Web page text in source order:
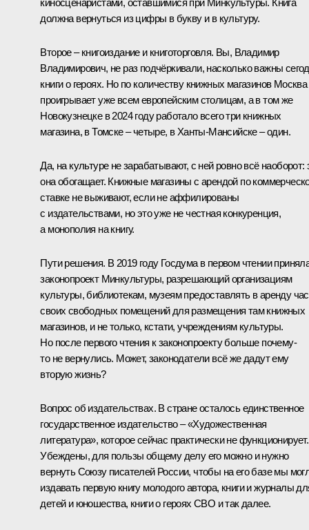
должна вернуться из цифры в букву и в культуру.
Второе – книгоиздание и книготорговля. Вы, Владимир
Владимирович, не раз подчёркивали, насколько важны
книги о героях. Но по количеству книжных магазинов Москва
проигрывает уже всем европейским столицам, а в том же
Новокузнецке в 2024 году работало всего три книжных
магазина, в Томске – четыре, в Ханты-Мансийске – один.
Да, на культуре не зарабатывают, с ней ровно всё наоборот:
она обогащает. Книжные магазины с арендой по
ставке не выживают, если не аффилированы
с издательствами, но это уже не честная конкуренция,
а монополия на книгу.
Пути решения. В 2019 году Госдума в первом чтении
законопроект Минкультуры, разрешающий организациям
культуры, библиотекам, музеям предоставлять в аренду
своих свободных помещений для размещения там книжных
магазинов, и не только, кстати, учреждениям культуры.
Но после первого чтения к законопроекту больше почему-
то не вернулись. Может, законодатели всё же дадут ему
вторую жизнь?
Вопрос об издательствах. В стране осталось единственное
государственное издательство – «Художественная
литература», которое сейчас практически не функционирует.
Убеждены, для пользы общему делу его можно и нужно
вернуть Союзу писателей России, чтобы на его базе мы
издавать первую книгу молодого автора, книги и журналы
детей и юношества, книги о героях СВО и так далее.